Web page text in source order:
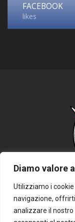
Diamo valore
Utilizziamo i
navigazione,
analizzare il nostro
FACEBOOK
likes
HOME